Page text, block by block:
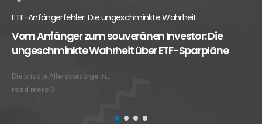
Altersvorsorgedepot 2027: Das Ende der Riester-Rente
Der große Paradigmenwechsel: Warum das neue
Altersvorsorgedepot die Riester-Rente ablöst und
read more